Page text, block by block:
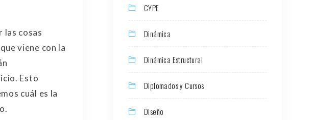
las cosas
viene con la
Esto
cuál es la
CYPE
Dinámica
Dinámica Estructural
Diplomados y Cursos
Diseño